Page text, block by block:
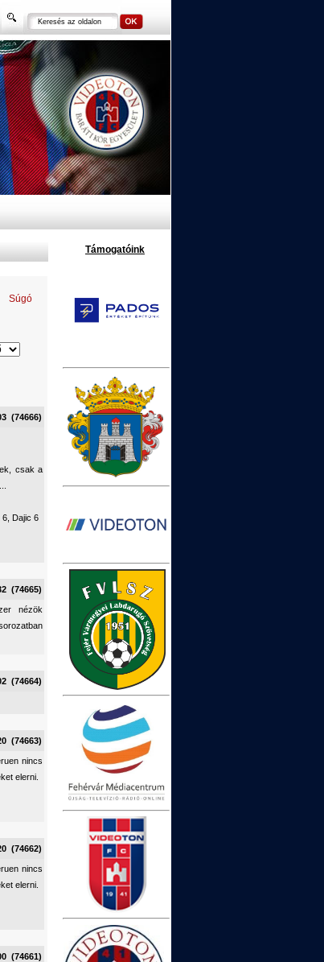
Súgó
(74666)
csak a
6, Dajic 6
(74665)
nézök
(74664)
(74663)
nincs
elerni.
(74662)
nincs
elerni.
(74661)
Támogatóink